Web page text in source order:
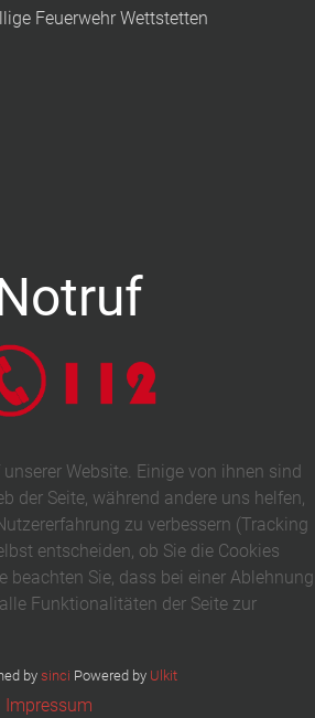
Feuerwehr Wettstetten
bysinci Powered by Ulkit
Website. Einige von ihnen sind
der Seite, während andere uns helfen,
zu verbessern (Tracking
entscheiden, ob Sie die Cookies
beachten Sie, dass bei einer Ablehnung
Funktionalitäten der Seite zur
Impressum